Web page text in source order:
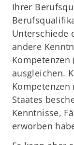
Ihrer
Unterschiede
andere
Kompetenzen
ausgleichen.
Kompetenzen
Staates
Kenntnisse,
erworben